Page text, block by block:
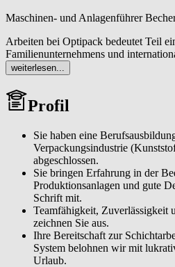
Maschinen- und Anlagenführer
Arbeiten bei Optipack bedeutet Teil
Familienunternehmens und
Lebensmittelkonzerns zu sein. Die
Verpackungsunternehmen zu einem
Nahrungs- und Genussmittelindustrie.
Unternehmensgruppe Theo Müller
innovativen Technologien.
Die Mitarbeiterinnen und Mitarbeiter
teilen eine gemeinsame Vision:
Menschen zu bringen. Gestalten Sie
Verpackungsindustrie und sicheren
Zukunftsperspektive.
Wir suchen Sie in Aretsried als
Becherdekoration (m/w/d).
weiterlesen...
Profil
Sie haben eine
Verpackungsindustrie
abgeschlossen.
Sie bringen Erfahrung in der
Produktionsanlagen und gute
Schrift mit.
Teamfähigkeit, Zuverlässigkeit
zeichnen Sie aus.
Ihre Bereitschaft zur
System belohnen wir mit
Urlaub.